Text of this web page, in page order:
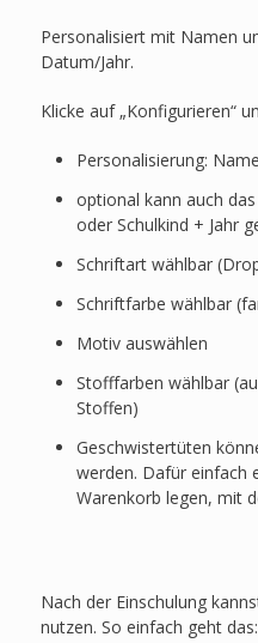
Personalisiert mit Namen
Datum/Jahr.
Klicke auf „Konfigurieren“
Personalisierung: Name
optional kann auch
oder Schulkind + Jahr
Schriftart wählbar
Schriftfarbe wählbar
Motiv auswählen
Stofffarben wählbar
Stoffen)
Geschwistertüten
werden. Dafür einfach
Warenkorb legen, mit
Nach der Einschulung
nutzen. So einfach geht das: